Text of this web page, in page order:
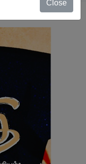
Close